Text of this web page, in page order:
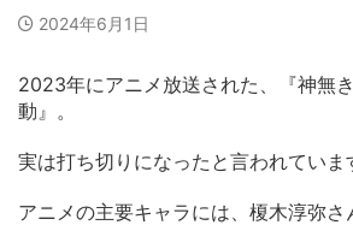
2024年6月1日
2023年にアニメ放送された、『神無
動』。
実は打ち切りになったと言われていま
アニメの主要キャラには、榎木淳弥